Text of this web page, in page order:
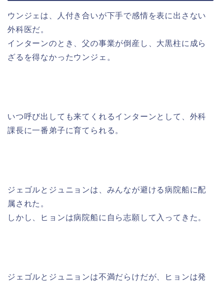
ウンジェは、人付き合いが下手で感情を表に出さない
外科医だ。
インターンのとき、父の事業が倒産し、大黒柱に成ら
ざるを得なかったウンジェ。
いつ呼び出しても来てくれるインターンとして、外科
課長に一番弟子に育てられる。
ジェゴルとジュニョンは、みんなが避ける病院船に配
属された。
しかし、ヒョンは病院船に自ら志願して入ってきた。
ジェゴルとジュニョンは不満だらけだが、ヒョンは発